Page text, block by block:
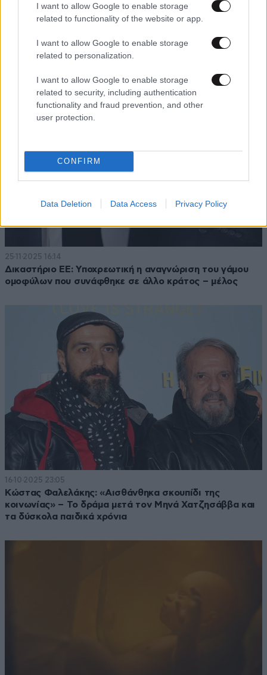
I want to allow Google to enable storage
related to functionality of the website or app.
I want to allow Google to enable storage
related to personalization.
I want to allow Google to enable storage
related to security, including authentication
functionality and fraud prevention, and other
user protection.
CONFIRM
Data Deletion Data Access Privacy Policy
Valentino: Οι δύο άνδρες πίσω από τον «αυτοκράτορα»
και η αλήθεια για τη σχέση με Giammetti και Hoeksema
25·11·2025 16:14
Δικαστήριο ΕΕ: Υποχρεωτική η αναγνώριση του γάμου
ομοφύλων που συνάφθηκε σε άλλο κράτος – μέλος
16·10·2025 23:05
Κώστας Φαλελάκης: «Αισθάνθηκα σκουπίδι της
κοινωνίας» – Το δράμα μετά τον Μηνά Χατζησάββα και
τα δύσκολα παιδικά χρόνια